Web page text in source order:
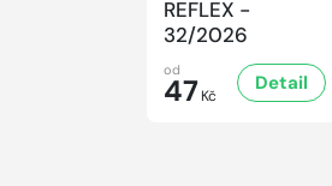
REFLEX -
32/2026
od
47 Kč
Detail